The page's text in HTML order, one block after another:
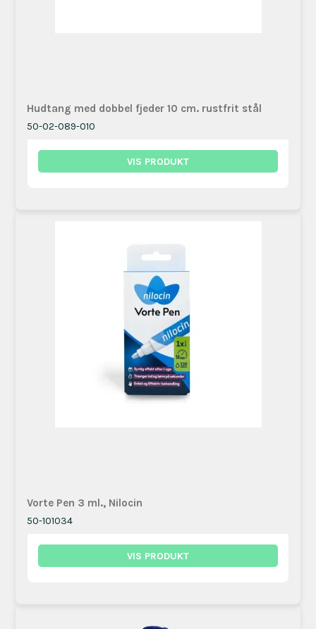
Hudtang med dobbel fjeder 10 cm. rustfrit stål
50-02-089-010
VIS PRODUKT
Vorte Pen 3 ml., Nilocin
50-101034
VIS PRODUKT